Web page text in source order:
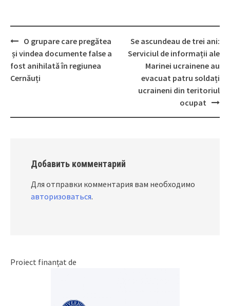
Post
navigation
O grupare care pregătea
și vindea documente false a
fost anihilată în regiunea
Cernăuți
Se ascundeau de trei ani:
Serviciul de informații ale
Marinei ucrainene au
evacuat patru soldați
ucraineni din teritoriul
ocupat
Добавить комментарий
Для отправки комментария вам необходимо
авторизоваться.
Proiect finanțat de